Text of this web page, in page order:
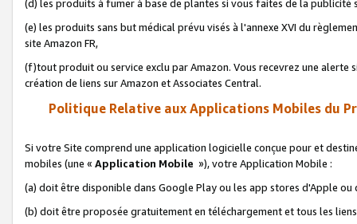
(d) les produits à fumer à base de plantes si vous faites de la publicité
(e) les produits sans but médical prévu visés à l'annexe XVI du
site Amazon FR,
(f)tout produit ou service exclu par Amazon. Vous recevrez une alerte
création de liens sur Amazon et Associates Central.
Politique Relative aux Applications Mobiles du
Si votre Site comprend une application logicielle conçue pour et
mobiles (une « Application Mobile »), votre Application Mobile :
(a) doit être disponible dans Google Play ou les app stores d'Apple ou
(b) doit être proposée gratuitement en téléchargement et tous les